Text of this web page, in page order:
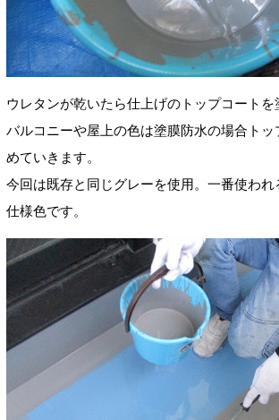
ウレタンが乾いたら仕上げのトップコートを
バルコニーや屋上の色は塗膜防水の場合ト
めていきます。
今回は既存と同じグレーを使用。一番使わ
仕様色です。